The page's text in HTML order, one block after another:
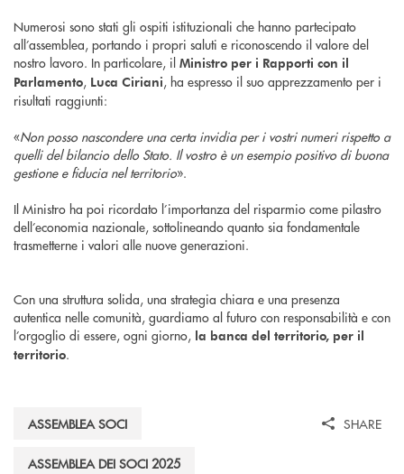
Numerosi sono stati gli ospiti istituzionali che hanno partecipato
all’assemblea, portando i propri saluti e riconoscendo il valore del
nostro lavoro. In particolare, il Ministro per i Rapporti con il
Parlamento, Luca Ciriani, ha espresso il suo apprezzamento per i
risultati raggiunti:
«Non posso nascondere una certa invidia per i vostri numeri rispetto a
quelli del bilancio dello Stato. Il vostro è un esempio positivo di buona
gestione e fiducia nel territorio».
Il Ministro ha poi ricordato l’importanza del risparmio come pilastro
dell’economia nazionale, sottolineando quanto sia fondamentale
trasmetterne i valori alle nuove generazioni.
Con una struttura solida, una strategia chiara e una presenza
autentica nelle comunità, guardiamo al futuro con responsabilità e con
l’orgoglio di essere, ogni giorno, la banca del territorio, per il
territorio.
ASSEMBLEA SOCI
ASSEMBLEA DEI SOCI 2025
SHARE